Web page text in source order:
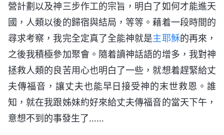
營計劃以及神三步作工的宗旨，明白了如何才能進天
國，人類以後的歸宿與結局，等等。藉着一段時間的
尋求考察，我完全定真了全能神就是主耶穌的再來，
之後我積極參加聚會。隨着讀神話語的增多，我對神
拯救人類的良苦用心也明白了一些，就想着趕緊給丈
夫傳福音，讓丈夫也能早日接受神的末世救恩。誰
知，就在我跟姊妹約好來給丈夫傳福音的當天下午，
意想不到的事發生了……